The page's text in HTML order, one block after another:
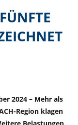
2024 – Mehr als
Region klagen